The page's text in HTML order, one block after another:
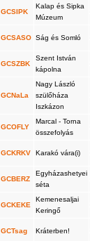
GCSIPK
Kalap és Sipka
Múzeum
GCSASO Ság és Somló
GCSZBK
Szent István
kápolna
GCNaLa
Nagy László
szülőháza
Iszkázon
GCOFLY
Marcal - Torna
összefolyás
GCKRKV Karakó vára(i)
GCBERZ
Egyházashetyei
séta
GCKEKE
Kemenesaljai
Keringő
GCTsag Kráterben!